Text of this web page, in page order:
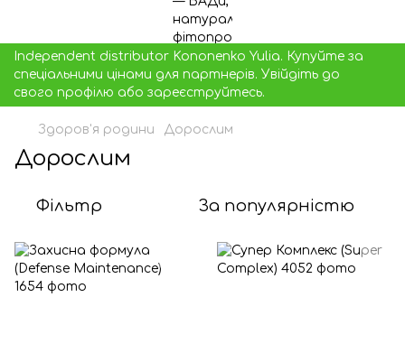
Independent distributor Kononenko Yulia. Купуйте за
спеціальними цінами для партнерів. Увійдіть до
свого профілю або зареєструйтесь.
Здоров'я родини Дорослим
Дорослим
Фільтр За популярністю